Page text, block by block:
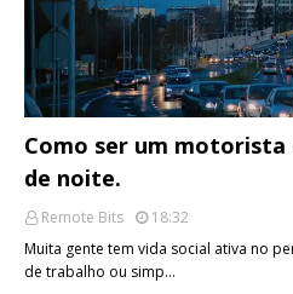
Como ser um
de noite.
Remote Bits
18:32
Muita gente tem vida social ativa no
de trabalho ou simp…